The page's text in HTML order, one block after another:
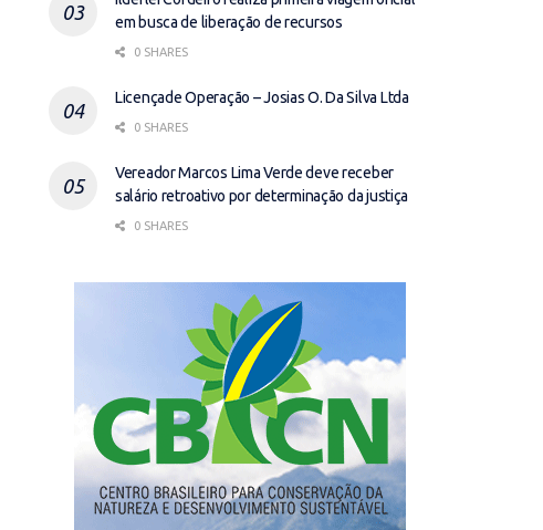
em busca de liberação de recursos
0 SHARES
Licençade Operação – Josias O. Da Silva Ltda
0 SHARES
Vereador Marcos Lima Verde deve receber
salário retroativo por determinação da justiça
0 SHARES